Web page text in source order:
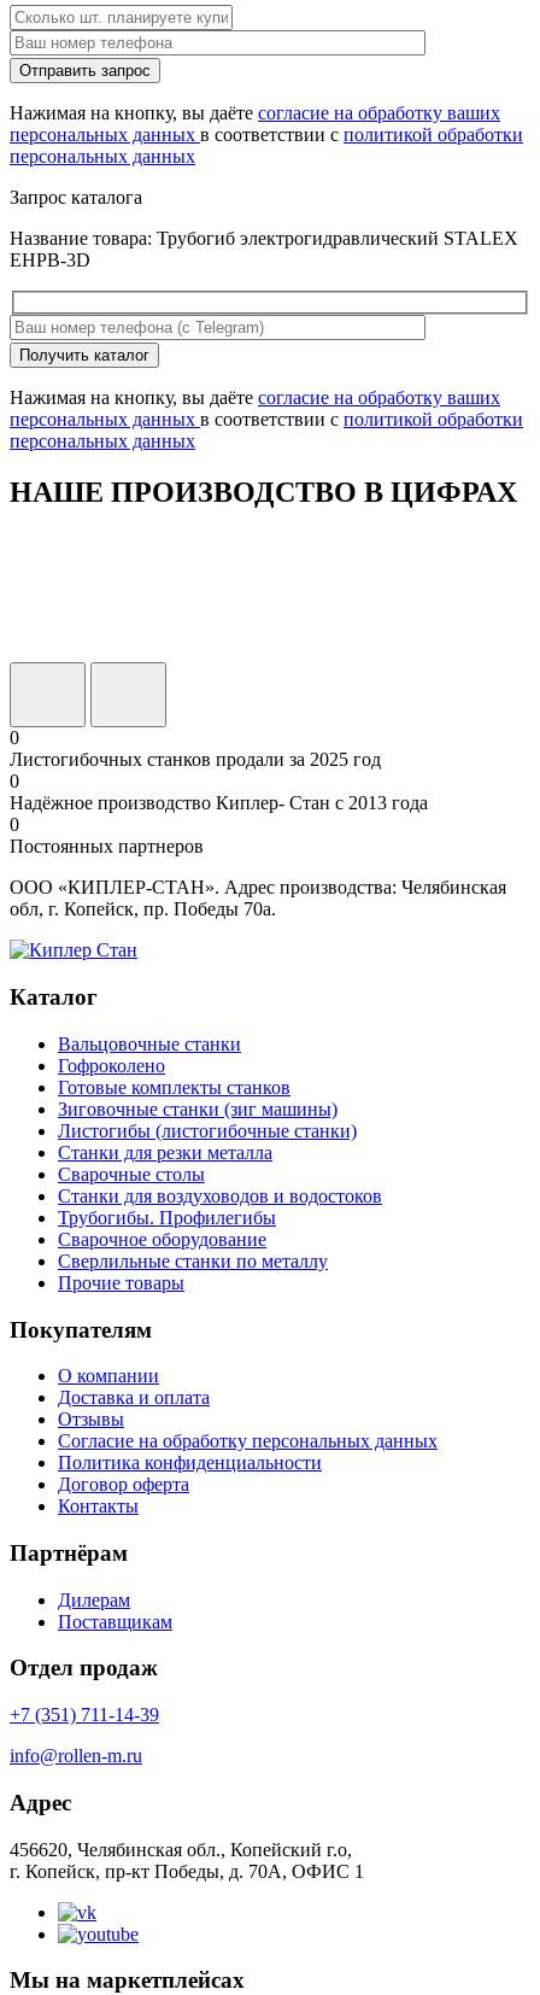
Оставьте
это
поле
пустым.
Отправить запрос
Нажимая на кнопку, вы даёте согласие на обработку ваших
персональных данных в соответствии с политикой обработки
персональных данных
Запрос каталога
Название товара: Трубогиб электрогидравлический STALEX
EHPB-3D
Оставьте
это
поле
пустым.
Получить каталог
Нажимая на кнопку, вы даёте согласие на обработку ваших
персональных данных в соответствии с политикой обработки
персональных данных
НАШЕ ПРОИЗВОДСТВО В ЦИФРАХ
0
Листогибочных станков продали за 2025 год
0
Надёжное производство Киплер- Стан с 2013 года
0
Постоянных партнеров
ООО «КИПЛЕР-СТАН». Адрес производства: Челябинская
обл, г. Копейск, пр. Победы 70а.
Каталог
Вальцовочные станки
Гофроколено
Готовые комплекты станков
Зиговочные станки (зиг машины)
Листогибы (листогибочные станки)
Станки для резки металла
Сварочные столы
Станки для воздуховодов и водостоков
Трубогибы. Профилегибы
Сварочное оборудование
Сверлильные станки по металлу
Прочие товары
Покупателям
О компании
Доставка и оплата
Отзывы
Согласие на обработку персональных данных
Политика конфиденциальности
Договор оферта
Контакты
Партнёрам
Дилерам
Поставщикам
Отдел продаж
+7 (351) 711-14-39
info@rollen-m.ru
Адрес
456620, Челябинская обл., Копейский г.о,
г. Копейск, пр-кт Победы, д. 70А, ОФИС 1
Мы на маркетплейсах